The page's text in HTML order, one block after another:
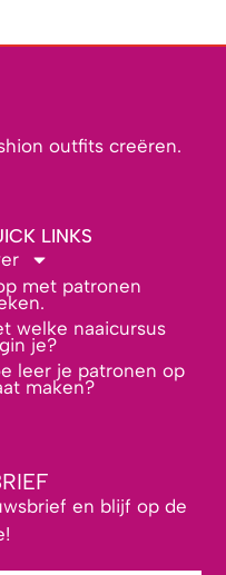
outfits creëren.
LINKS
met patronen
welke naaicursus
je?
leer je patronen op
maken?
en blijf op de